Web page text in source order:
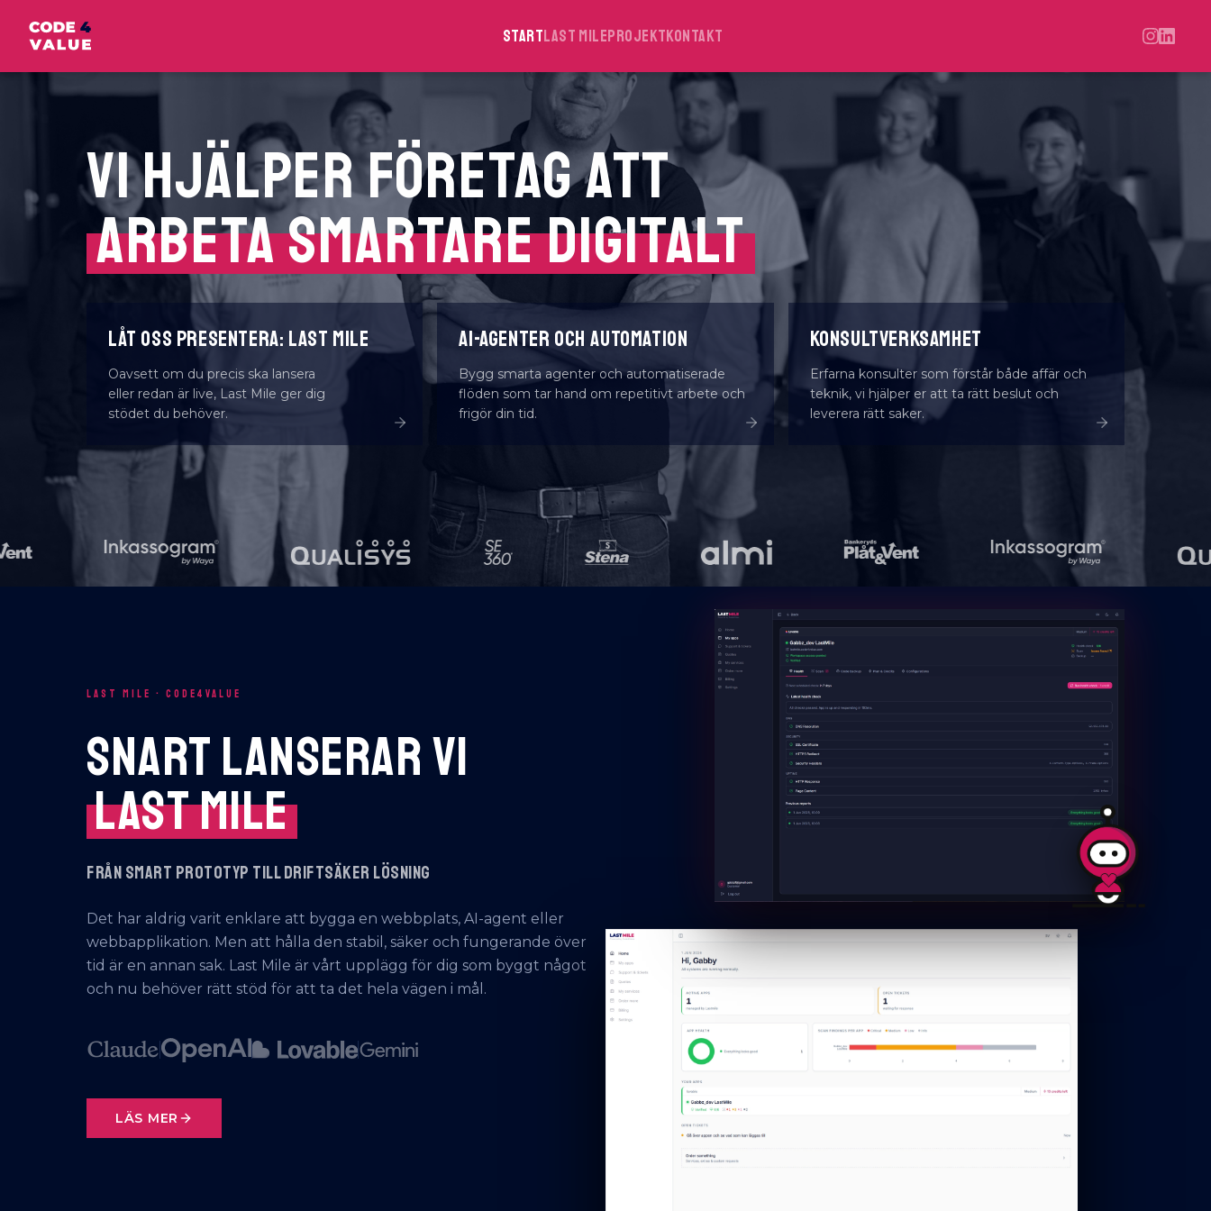
StartLast MileProjektKontakt
VI HJÄLPER FÖRETAG ATT
AUTOMATISERAMED AI
LÅT OSS PRESENTERA: LAST MILE
Oavsett om du precis ska lansera
eller redan är live, Last Mile ger dig
stödet du behöver.
AI-AGENTER OCH AUTOMATION
Bygg smarta agenter och automatiserade
flöden som tar hand om repetitivt arbete och
frigör din tid.
KONSULTVERKSAMHET
Erfarna konsulter som förstår både affär och
teknik, vi hjälper er att ta rätt beslut och
leverera rätt saker.
LAST MILE · CODE4VALUE
SNART LANSERAR VI
LAST MILE
FRÅN SMART PROTOTYP TILL DRIFTSÄKER LÖSNING
Det har aldrig varit enklare att bygga en webbplats, AI-agent eller
webbapplikation. Men att hålla den stabil, säker och fungerande över
tid är en annan sak. Last Mile är vårt upplägg för dig som byggt något
och nu behöver rätt stöd för att ta det hela vägen i mål.
LÄS MER